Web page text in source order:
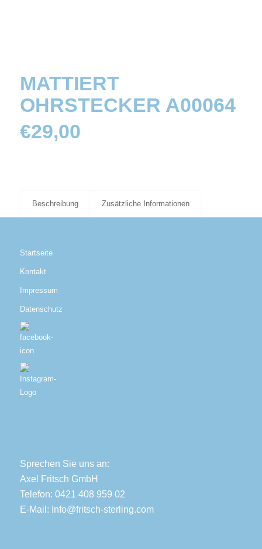
MATTIERT
OHRSTECKER A00064
€29,00
Beschreibung Zusätzliche Informationen
Startseite
Kontakt
Impressum
Datenschutz
Sprechen Sie uns an:
Axel Fritsch GmbH
Telefon: 0421 408 959 02
E-Mail: Info@fritsch-sterling.com